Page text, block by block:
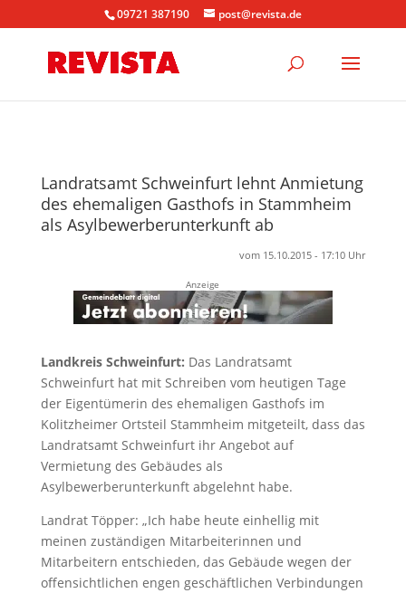
09721 387190 post@revista.de
Landratsamt Schweinfurt lehnt Anmietung
des ehemaligen Gasthofs in Stammheim
als Asylbewerberunterkunft ab
vom 15.10.2015 - 17:10 Uhr
Anzeige
Landkreis Schweinfurt: Das Landratsamt
Schweinfurt hat mit Schreiben vom heutigen Tage
der Eigentümerin des ehemaligen Gasthofs im
Kolitzheimer Ortsteil Stammheim mitgeteilt, dass das
Landratsamt Schweinfurt ihr Angebot auf
Vermietung des Gebäudes als
Asylbewerberunterkunft abgelehnt habe.
Landrat Töpper: „Ich habe heute einhellig mit
meinen zuständigen Mitarbeiterinnen und
Mitarbeitern entschieden, das Gebäude wegen der
offensichtlichen engen geschäftlichen Verbindungen